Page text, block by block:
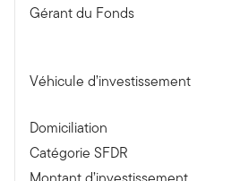
Gérant du Fonds
Véhicule d’investissement
Domiciliation
Catégorie SFDR